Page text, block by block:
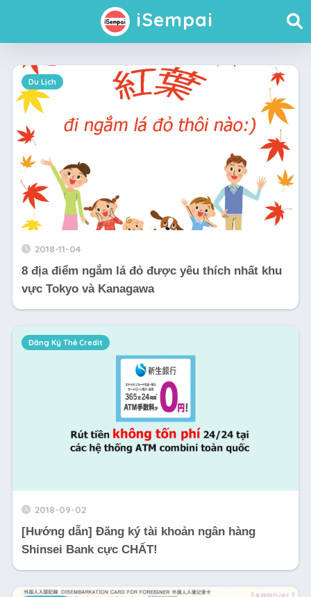
iSempai
2018-11-04
8 địa điểm ngắm lá đỏ được yêu thích nhất khu
vực Tokyo và Kanagawa
Du Lịch
2018-09-02
[Hướng dẫn] Đăng ký tài khoản ngân hàng
Shinsei Bank cực CHẤT!
Đăng Ký Thẻ Credit